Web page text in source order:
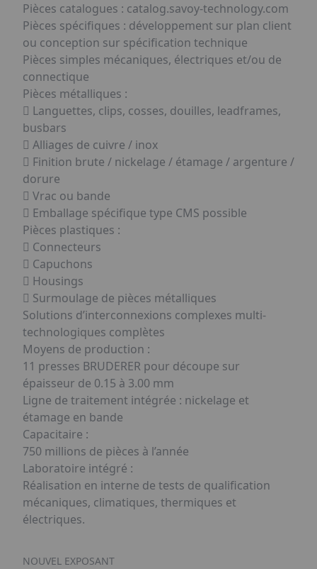
Pièces catalogues : catalog.savoy-technology.com
Pièces spécifiques : développement sur plan client
ou conception sur spécification technique
Pièces simples mécaniques, électriques et/ou de
connectique
Pièces métalliques :
 Languettes, clips, cosses, douilles, leadframes,
busbars
 Alliages de cuivre / inox
 Finition brute / nickelage / étamage / argenture /
dorure
 Vrac ou bande
 Emballage spécifique type CMS possible
Pièces plastiques :
 Connecteurs
 Capuchons
 Housings
 Surmoulage de pièces métalliques
Solutions d’interconnexions complexes multi-
technologiques complètes
Moyens de production :
11 presses BRUDERER pour découpe sur
épaisseur de 0.15 à 3.00 mm
Ligne de traitement intégrée : nickelage et
étamage en bande
Capacitaire :
750 millions de pièces à l’année
Laboratoire intégré :
Réalisation en interne de tests de qualification
mécaniques, climatiques, thermiques et
électriques.
NOUVEL EXPOSANT